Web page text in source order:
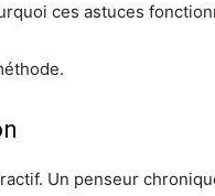
ces astuces
Un penseur